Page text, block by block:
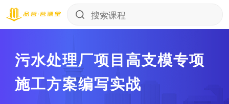
污水处理厂项目高支模专项
施工方案编写实战